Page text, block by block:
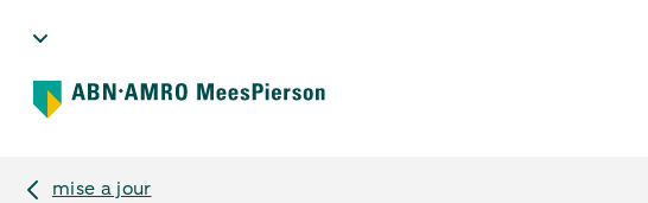
mise a jour